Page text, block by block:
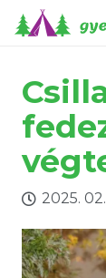
2025.